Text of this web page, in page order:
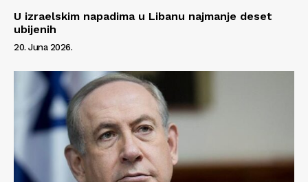
U izraelskim napadima u Libanu najmanje deset
ubijenih
20. Juna 2026.